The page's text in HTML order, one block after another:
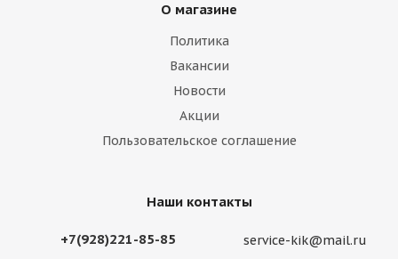
О магазине
Политика
Вакансии
Новости
Акции
Пользовательское соглашение
Наши контакты
+7(928)221-85-85 service-kik@mail.ru